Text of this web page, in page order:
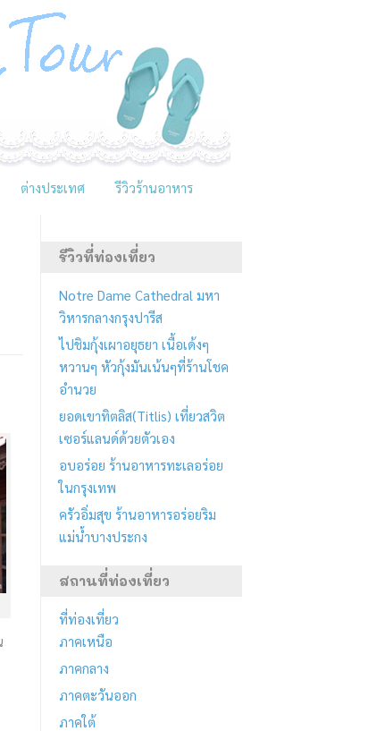
ต่างประเทศ รีวิวร้านอาหาร
รีวิวที่ท่องเที่ยว
Notre Dame Cathedral มหา
วิหารกลางกรุงปารีส
ไปชิมกุ้งเผาอยุธยา เนื้อเด้งๆ
หวานๆ หัวกุ้งมันเน้นๆที่ร้านโชค
อำนวย
ยอดเขาทิตลิส(Titlis) เที่ยวสวิต
เซอร์แลนด์ด้วยตัวเอง
อบอร่อย ร้านอาหารทะเลอร่อย
ในกรุงเทพ
ครัวอิ่มสุข ร้านอาหารอร่อยริม
แม่น้ำบางประกง
สถานที่ท่องเที่ยว
ที่ท่องเที่ยว
ภาคเหนือ
ภาคกลาง
ภาคตะวันออก
ภาคใต้